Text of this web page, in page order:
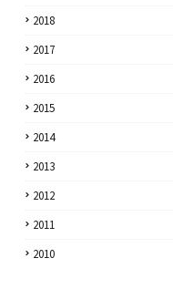
2018
2017
2016
2015
2014
2013
2012
2011
2010